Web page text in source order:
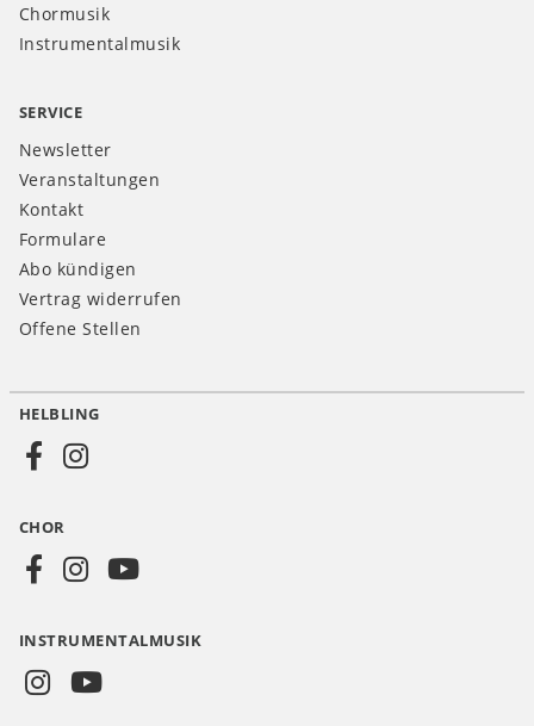
Chormusik
Instrumentalmusik
SERVICE
Newsletter
Veranstaltungen
Kontakt
Formulare
Abo kündigen
Vertrag widerrufen
Offene Stellen
Social
CH
HELBLING
CHOR
INSTRUMENTALMUSIK